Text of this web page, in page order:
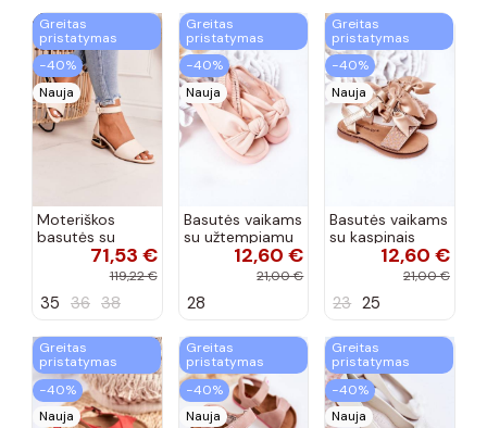
Greitas
pristatymas
−40%
Nauja
Moteriškos
basutės su
aukso spalvos
kulniukais Laura
spalvos
71,53 €
119,22 €
35 36 38
Greitas
pristatymas
−40%
Nauja
Basutės vaikams
su užtempiamu
užsegimu
rožinės spalvos
12,60 €
21,00 €
28
Greitas
pristatymas
−40%
Nauja
Basutės vaikams
su kaspinais
aukso spalvos
12,60 €
21,00 €
23 25
Greitas
pristatymas
−40%
Nauja
Greitas
pristatymas
−40%
Nauja
Greitas
pristatymas
−40%
Nauja